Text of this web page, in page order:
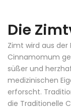
Die
Zimt wird aus
Cinnamomum
süßer und
medizinischen
erforscht.
die Traditionelle